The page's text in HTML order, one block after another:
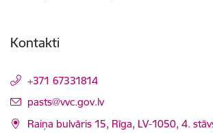
Kontakti
+371 67331814
E-pasts:
pasts@vvc.gov.lv
Raiņa bulvāris 15, Rīga, LV-1050, 4.